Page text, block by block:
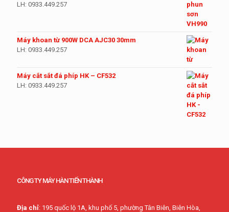
LH: 0933.449.257
Máy khoan từ 900W DCA AJC30 30mm
LH: 0933.449.257
Máy cắt sắt đá phíp HK – CF532
LH: 0933.449.257
CÔNG TY MÁY HÀN TIẾN THÀNH
Địa chỉ: 195 quốc lộ 1A, khu phố 5, phường Tân Biên, Biên Hòa,